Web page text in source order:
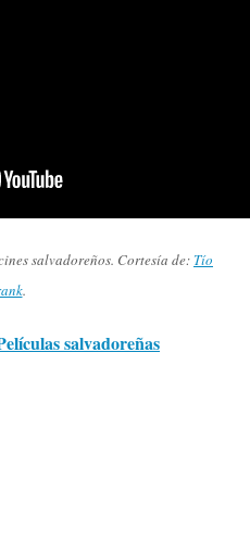
salvadoreños. Cortesía de: Tío
.
salvadoreñas